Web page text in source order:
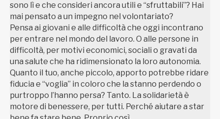
sono lì e che consideri ancora utili e “sfruttabili”? Hai
mai pensato a un impegno nel volontariato?
Pensa ai giovani e alle difficoltà che oggi incontrano
per entrare nel mondo del lavoro. O alle persone in
difficoltà, per motivi economici, sociali o gravati da
una salute che ha ridimensionato la loro autonomia.
Quanto il tuo, anche piccolo, apporto potrebbe ridare
fiducia e “voglia” in coloro che la stanno perdendo o
purtroppo l’hanno persa? Tanto. La solidarietà è
motore di benessere, per tutti. Perché aiutare a star